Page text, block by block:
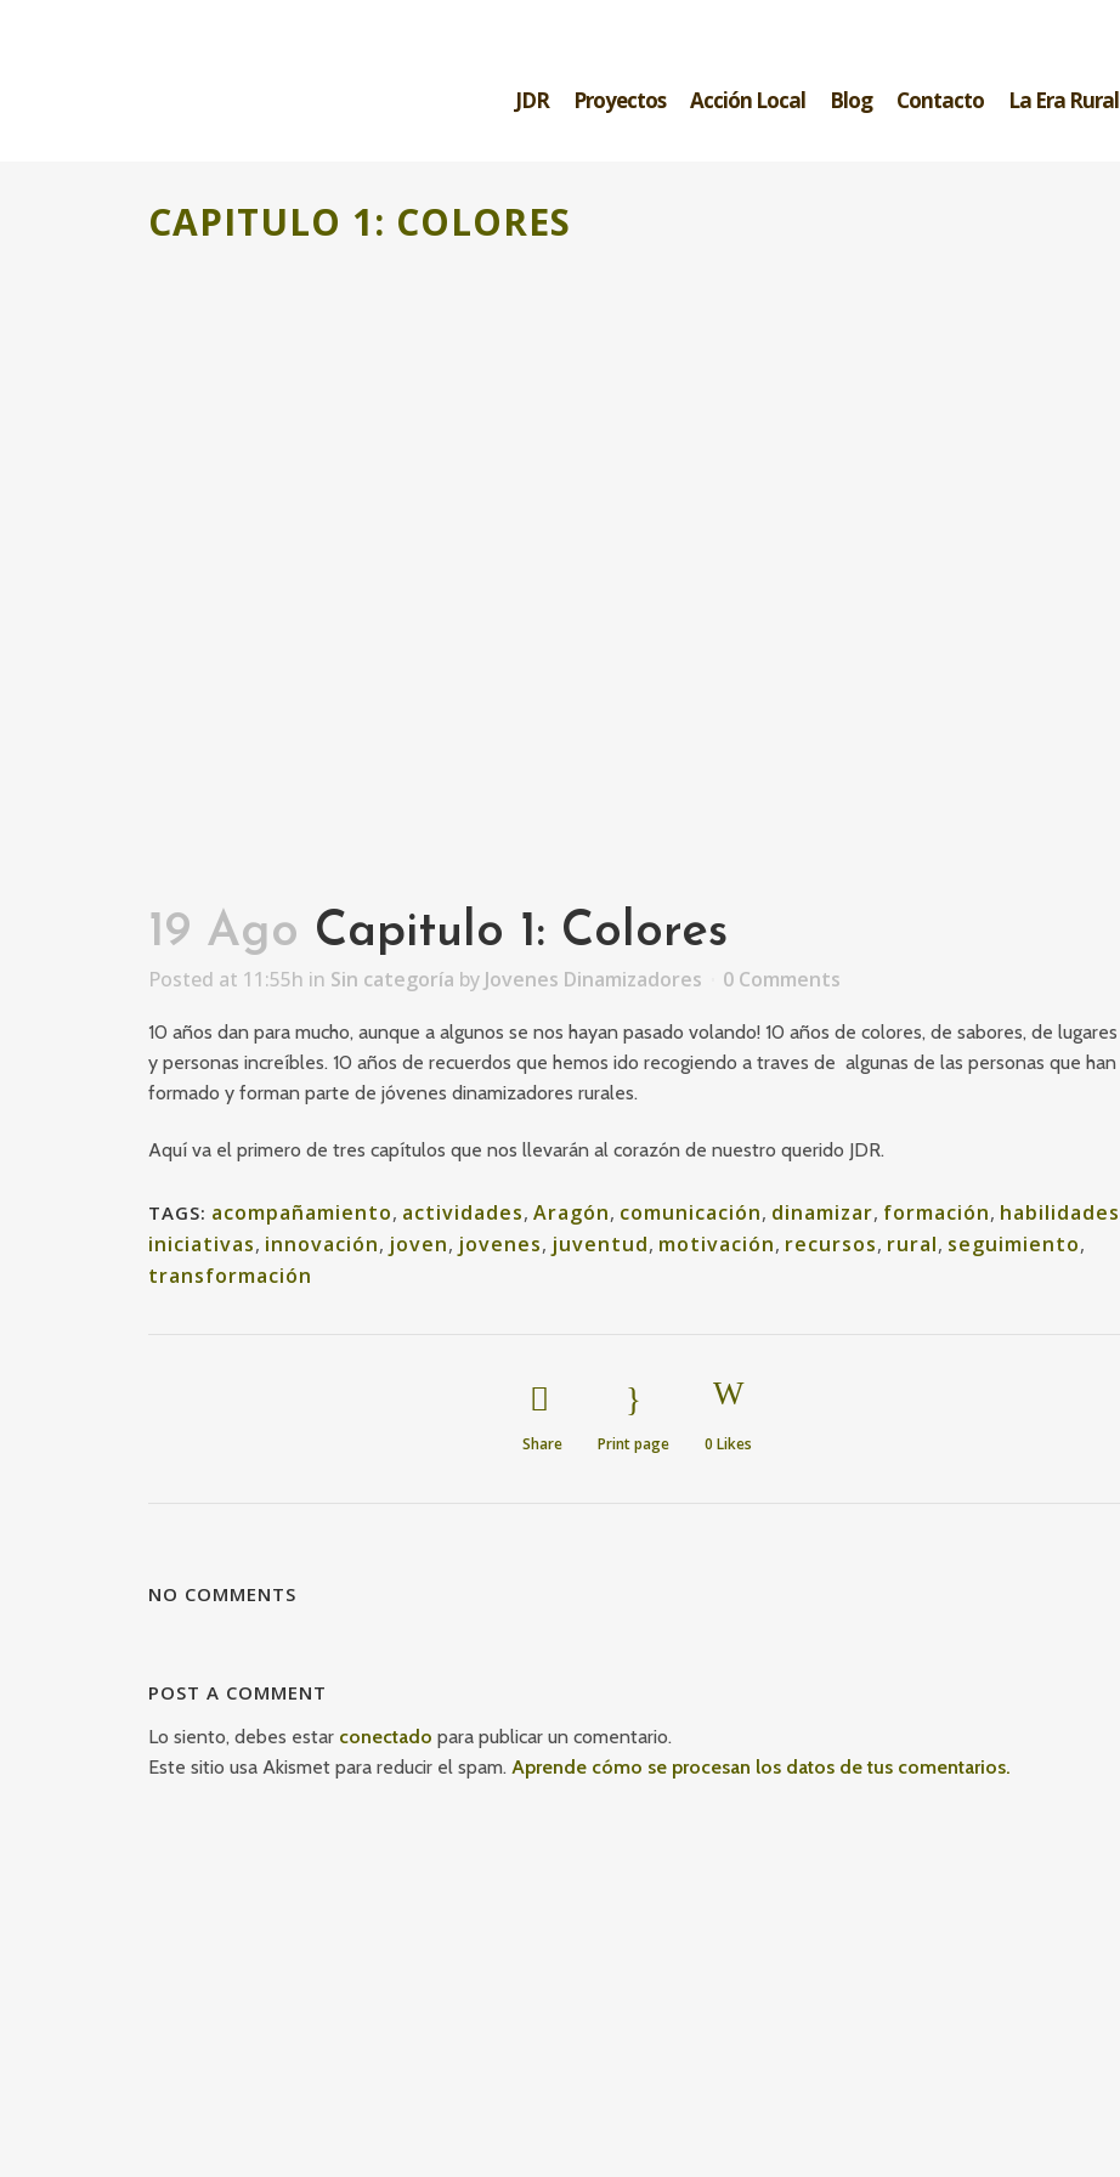
JDR Proyectos Acción Local Blog Contacto La Era Rural
CAPITULO 1: COLORES
19 Ago Capitulo 1: Colores
Posted at 11:55h in Sin categoría by Jovenes Dinamizadores 0 Comments
10 años dan para mucho, aunque a algunos se nos hayan pasado volando! 10 años de colores, de sabores, de lugares
y personas increíbles. 10 años de recuerdos que hemos ido recogiendo a traves de algunas de las personas que han
formado y forman parte de jóvenes dinamizadores rurales.
Aquí va el primero de tres capítulos que nos llevarán al corazón de nuestro querido JDR.
TAGS: acompañamiento, actividades, Aragón, comunicación, dinamizar, formación, habilidades
iniciativas, innovación, joven, jovenes, juventud, motivación, recursos, rural, seguimiento,
transformación
Share Print page 0 Likes
NO COMMENTS
POST A COMMENT
Lo siento, debes estar conectado para publicar un comentario.
Este sitio usa Akismet para reducir el spam. Aprende cómo se procesan los datos de tus comentarios.